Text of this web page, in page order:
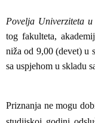
Povelja Univerziteta u
tog fakulteta,
niža od 9,00 (devet) u
sa uspjehom u skladu
Priznanja ne mogu